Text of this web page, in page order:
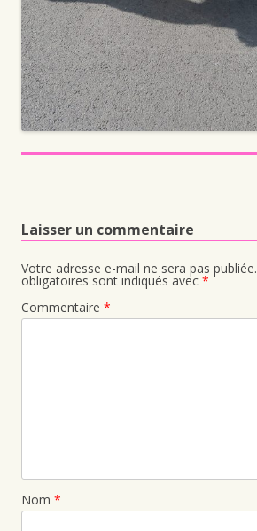
Laisser un commentaire
Votre adresse e-mail ne sera pas publiée.
obligatoires sont indiqués avec *
Commentaire *
Nom *